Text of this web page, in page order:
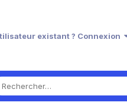
existant ? Connexion